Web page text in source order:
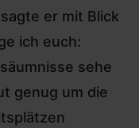
er mit Blick
ich euch:
sehe
genug um die